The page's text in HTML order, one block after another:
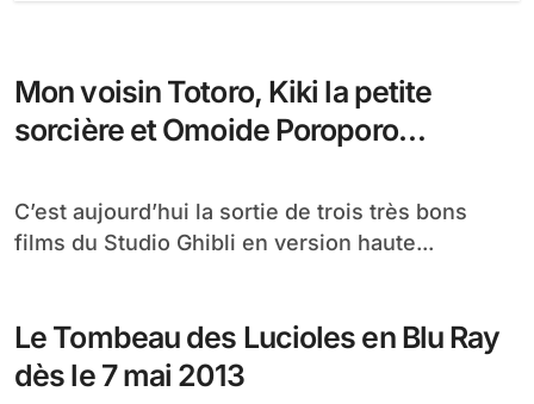
Mon voisin Totoro, Kiki la petite
sorcière et Omoide Poroporo
C’est aujourd’hui la sortie de trois très bons
films du Studio Ghibli en version haute...
Le Tombeau des Lucioles en Blu Ray
dès le 7 mai 2013